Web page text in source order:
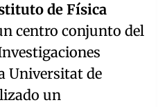
de Física
centro conjunto del
Universitat de
un